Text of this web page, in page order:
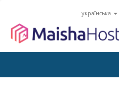
українська